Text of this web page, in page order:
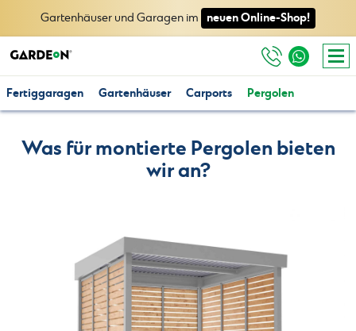
Gartenhäuser und Garagen im neuen Online-Shop!
Fertiggaragen Gartenhäuser Carports Pergolen
Was für montierte Pergolen bieten
wir an?